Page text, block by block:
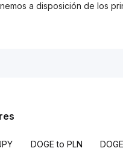
a disposición de los
DOGE to PLN